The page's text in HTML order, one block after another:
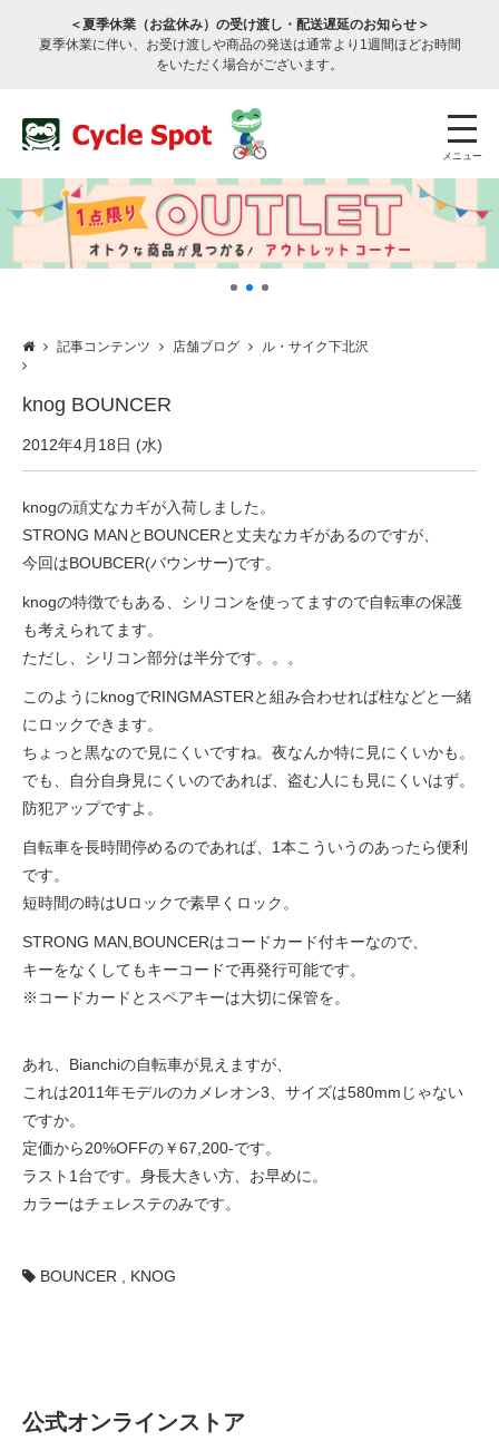
＜夏季休業（お盆休み）の受け渡し・配送遅延のお知らせ＞
夏季休業に伴い、お受け渡しや商品の発送は通常より1週間ほどお時間
をいただく場合がございます。
メニュー
サービスのご案内
サービス全般
盗難保証
SpotMateログイン
オリジナル自転車
PB全車種カタログ
Norwayシリーズ
eVita
コンテンツ
店舗ブログ
イベント
求人情報
記事コンテンツ 店舗ブログ ル・サイク下北沢
knog BOUNCER
2012年4月18日 (水)
knogの頑丈なカギが入荷しました。
STRONG MANとBOUNCERと丈夫なカギがあるのですが、
今回はBOUBCER(バウンサー)です。
knogの特徴でもある、シリコンを使ってますので自転車の保護
も考えられてます。
ただし、シリコン部分は半分です。。。
このようにknogでRINGMASTERと組み合わせれば柱などと一緒
にロックできます。
ちょっと黒なので見にくいですね。夜なんか特に見にくいかも。
でも、自分自身見にくいのであれば、盗む人にも見にくいはず。
防犯アップですよ。
自転車を長時間停めるのであれば、1本こういうのあったら便利
です。
短時間の時はUロックで素早くロック。
STRONG MAN,BOUNCERはコードカード付キーなので、
キーをなくしてもキーコードで再発行可能です。
※コードカードとスペアキーは大切に保管を。
あれ、Bianchiの自転車が見えますが、
これは2011年モデルのカメレオン3、サイズは580mmじゃない
ですか。
定価から20%OFFの￥67,200-です。
ラスト1台です。身長大きい方、お早めに。
カラーはチェレステのみです。
BOUNCER KNOG
公式オンラインストア